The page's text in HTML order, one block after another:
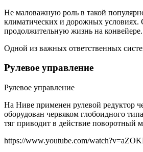
Не маловажную роль в такой
климатических и дорожных условиях.
продолжительную жизнь на конвейере.
Одной из важных ответственных
Рулевое управление
Рулевое управление
На Ниве применен рулевой редуктор
оборудован червяком глобоидного
тяг приводит в действие поворотный
https://www.youtube.com/